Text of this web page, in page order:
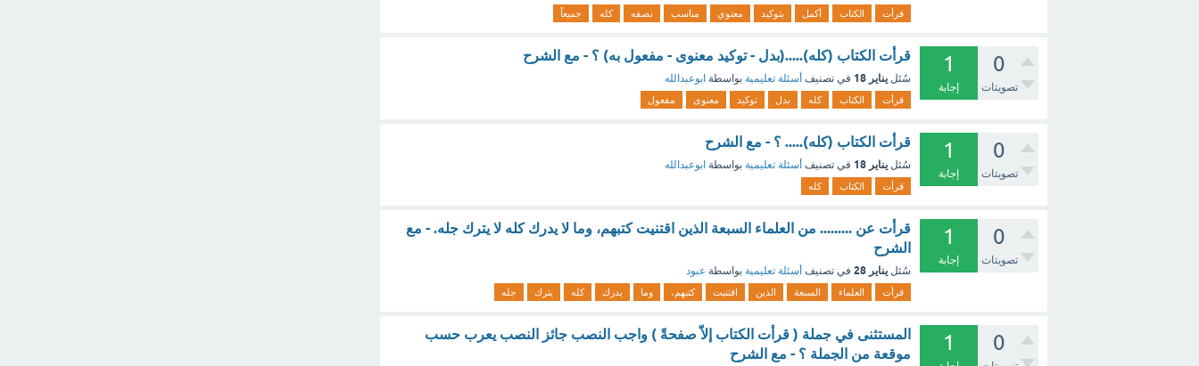
قرأت الكتاب أكمل بتوكيد معنوي مناسب نصفه كله جميعاً
0
تصويتات
1
إجابة
قرأت الكتاب (كله).....(بدل - توکید معنوی - مفعول به) ؟ - مع الشرح
سُئل يناير 18 في تصنيف أسئلة تعليمية بواسطة ابوعبدالله
قرأت الكتاب كله بدل توکید معنوی مفعول
0
تصويتات
1
إجابة
قرأت الكتاب (كله)..... ؟ - مع الشرح
سُئل يناير 18 في تصنيف أسئلة تعليمية بواسطة ابوعبدالله
قرأت الكتاب كله
0
تصويتات
1
إجابة
قرأت عن ......... من العلماء السبعة الذين اقتنيت كتبهم، وما لا يدرك كله لا يترك جله. - مع
الشرح
سُئل يناير 28 في تصنيف أسئلة تعليمية بواسطة عبود
قرأت العلماء السبعة الذين اقتنيت كتبهم، وما يدرك كله يترك جله
0
1
المستثنى في جملة ( قرأت الكتاب إلاّ صفحةً ) واجب النصب جائز النصب يعرب حسب
موقعة من الجملة ؟ - مع الشرح